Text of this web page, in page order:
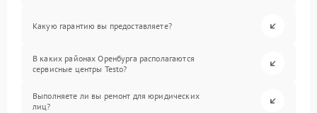
Какую гарантию вы предоставляете?
В каких районах Оренбурга располагаются
сервисные центры Testo?
Выполняете ли вы ремонт для юридических
лиц?